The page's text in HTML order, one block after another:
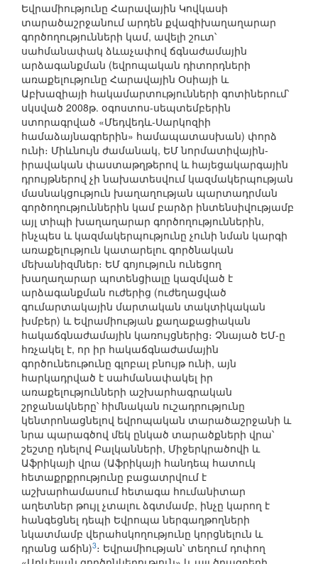
Եվրամիությունը Հարավային Կովկասի
տարածաշրջանում արդեն քվազիխաղաղարար
գործողությունների կամ, ավելի շուտ՝
սահմանափակ ձևաչափով ճգնաժամային
արձագանքման (եվրոպական դիտորդների
առաքելությունը Հարավային Օսիայի և
Աբխազիայի հակամարտությունների գոտիներում՝
սկսված 2008թ. օգոստոս-սեպտեմբերին
ստորագրված «Մեդվեդև-Սարկոզիի
համաձայնագրերին» համապատասխան) փորձ
ունի։ Միևնույն ժամանակ, ԵՄ նորմատիվային-
իրավական փաստաթղթերով և հայեցակարգային
դրույթներով չի նախատեսվում կազմակերպության
մասնակցություն խաղաղության պարտադրման
գործողություններին կամ բարձր ինտենսիվությամբ
այլ տիպի խաղաղարար գործողություններին,
ինչպես և կազմակերպությունը չունի նման կարգի
առաքելություն կատարելու գործնական
մեխանիզմներ։ ԵՄ գոյություն ունեցող
խաղաղարար պոտենցիալը կազմված է
արձագանքման ուժերից (ուժեղացված
գումարտակային մարտական տակտիկական
խմբեր) և Եվրամիության քաղաքացիական
հակաճգնաժամային կառույցներից։ Չնայած ԵՄ-ը
հռչակել է, որ իր հակաճգնաժամային
գործունեութունը գլոբալ բնույթ ունի, այն
հարկադրված է սահմանափակել իր
առաքելությունների աշխարհագրական
շրջանակները՝ հիմնական ուշադրությունը
կենտրոնացնելով եվրոպական տարածաշրջանի և
նրա պարագծով մեկ ընկած տարածքների վրա՝
շեշտը դնելով Բալկանների, Միջերկրածովի և
Աֆրիկայի վրա (Աֆրիկայի հանդեպ հատուկ
հետաքրքրությունը բացատրվում է
աշխարհամասում հետագա հումանիտար
աղետներ թույլ չտալու ձգտմամբ, ինչը կարող է
հանգեցնել դեպի Եվրոպա ներգաղթողների
նկատմամբ վերահսկողությունը կորցնելուն և
դրանց աճին)3։ Եվրամիության՝ տեղում դոփող